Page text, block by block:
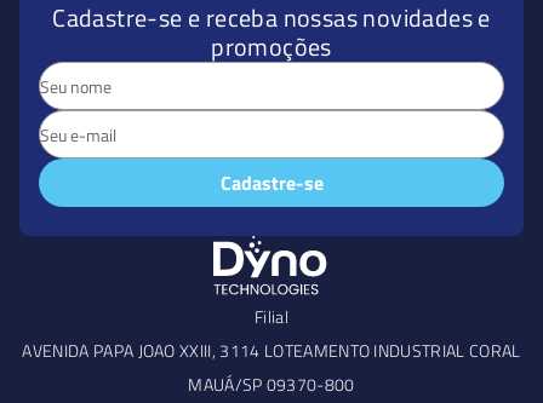
Cadastre-se e receba nossas novidades e
promoções
Cadastre-se
Filial
AVENIDA PAPA JOAO XXIII, 3114 LOTEAMENTO INDUSTRIAL CORAL
MAUÁ/SP 09370-800